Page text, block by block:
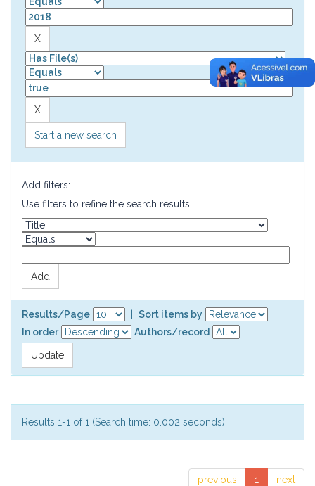
Start a new search
Add filters:
Use filters to refine the search results.
Results/Page
Sort items by
In order
Authors/record
Results 1-1 of 1 (Search time: 0.002 seconds).
previous 1 next